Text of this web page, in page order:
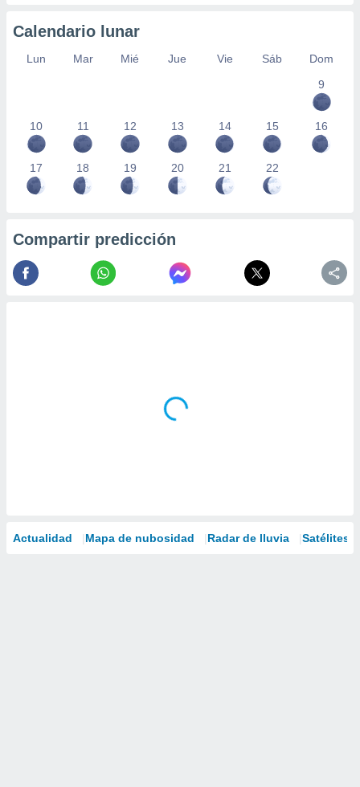
Calendario lunar
Lun Mar Mié Jue Vie Sáb
Dom
9
10 11 12 13 14 15 16
17 18 19 20 21 22
Compartir predicción
Actualidad Mapa de nubosidad Radar de lluvia Satélites